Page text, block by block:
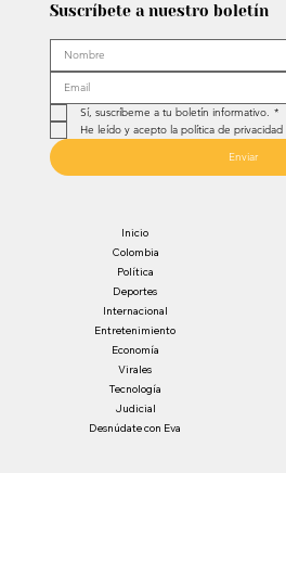
Suscríbete a nuestro boletín
Sí, suscríbeme a tu boletín informativo. *
He leído y acepto la política de privacidad
Enviar
Inicio
Colombia
Política
Deportes
Internacional
Entretenimiento
Economía
Virales
Tecnología
Judicial
Desnúdate con Eva